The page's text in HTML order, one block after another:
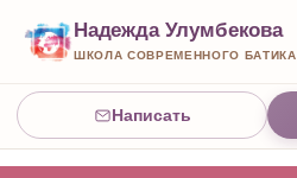
Надежда Улумбекова
ШКОЛА СОВРЕМЕННОГО БАТИКА
Написать